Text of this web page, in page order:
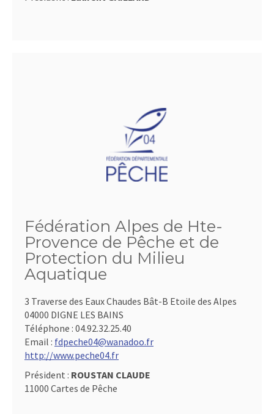
Fédération Alpes de Hte-
Provence de Pêche et de
Protection du Milieu
Aquatique
3 Traverse des Eaux Chaudes Bât-B Etoile des Alpes
04000 DIGNE LES BAINS
Téléphone : 04.92.32.25.40
Email : fdpeche04@wanadoo.fr
http://www.peche04.fr
Président : ROUSTAN CLAUDE
11000 Cartes de Pêche